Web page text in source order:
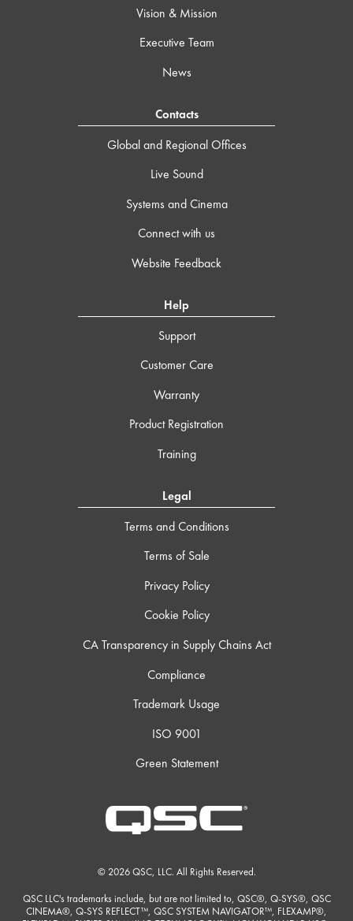
Vision & Mission
Executive Team
News
Contacts
Global and Regional Offices
Live Sound
Systems and Cinema
Connect with us
Website Feedback
Help
Support
Customer Care
Warranty
Product Registration
Training
Legal
Terms and Conditions
Terms of Sale
Privacy Policy
Cookie Policy
CA Transparency in Supply Chains Act
Compliance
Trademark Usage
ISO 9001
Green Statement
© 2026 QSC, LLC. All Rights Reserved.
QSC LLC's trademarks include, but are not limited to, QSC®, Q-SYS®, QSC
CINEMA®, Q-SYS REFLECT™, QSC SYSTEM NAVIGATOR™, FLEXAMP®,